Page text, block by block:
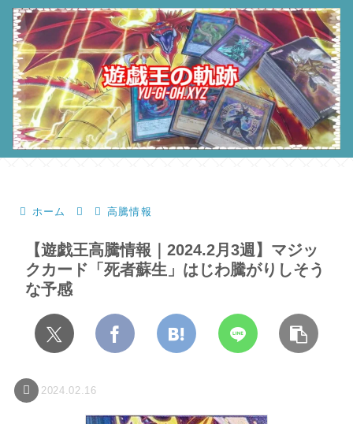
ホーム 高騰情報
【遊戯王高騰情報｜2024.2月3週】マジッ
クカード「死者蘇生」はじわ騰がりしそう
な予感
2024.02.16